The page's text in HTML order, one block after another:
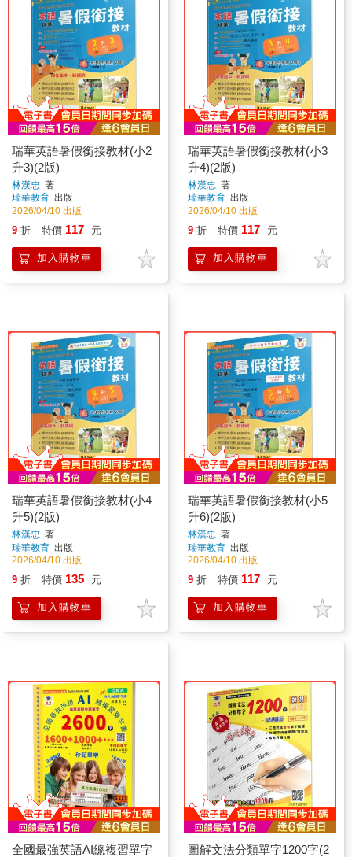
瑞華英語暑假銜接教材(小2
升3)(2版)
林漢忠 著
瑞華教育 出版
2026/04/10 出版
9 折 特價 117 元
加入購物車
瑞華英語暑假銜接教材(小3
升4)(2版)
林漢忠 著
瑞華教育 出版
2026/04/10 出版
9 折 特價 117 元
加入購物車
瑞華英語暑假銜接教材(小4
升5)(2版)
林漢忠 著
瑞華教育 出版
2026/04/10 出版
9 折 特價 135 元
加入購物車
瑞華英語暑假銜接教材(小5
升6)(2版)
林漢忠 著
瑞華教育 出版
2026/04/10 出版
9 折 特價 117 元
加入購物車
全國最強英語AI總複習單字
圖解文法分類單字1200字(2